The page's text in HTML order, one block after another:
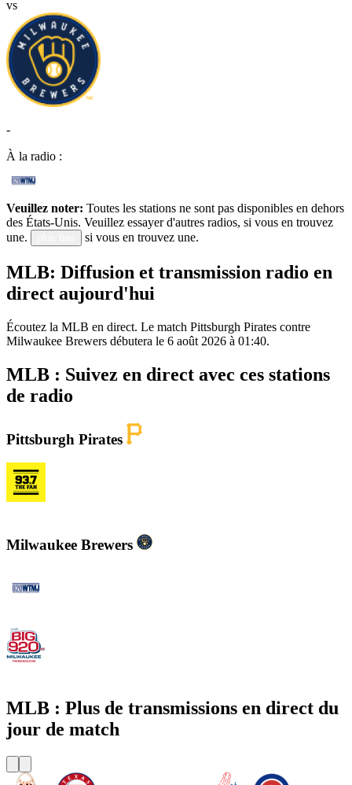
vs
-
À la radio :
Veuillez noter: Toutes les stations ne sont pas disponibles en dehors
des États-Unis. Veuillez essayer d'autres radios, si vous en trouvez
une.
si vous en trouvez une.
MLB: Diffusion et transmission radio en
direct aujourd'hui
Écoutez la MLB en direct. Le match Pittsburgh Pirates contre
Milwaukee Brewers débutera le 6 août 2026 à 01:40.
MLB : Suivez en direct avec ces stations
de radio
Pittsburgh Pirates
Milwaukee Brewers
MLB : Plus de transmissions en direct du
jour de match